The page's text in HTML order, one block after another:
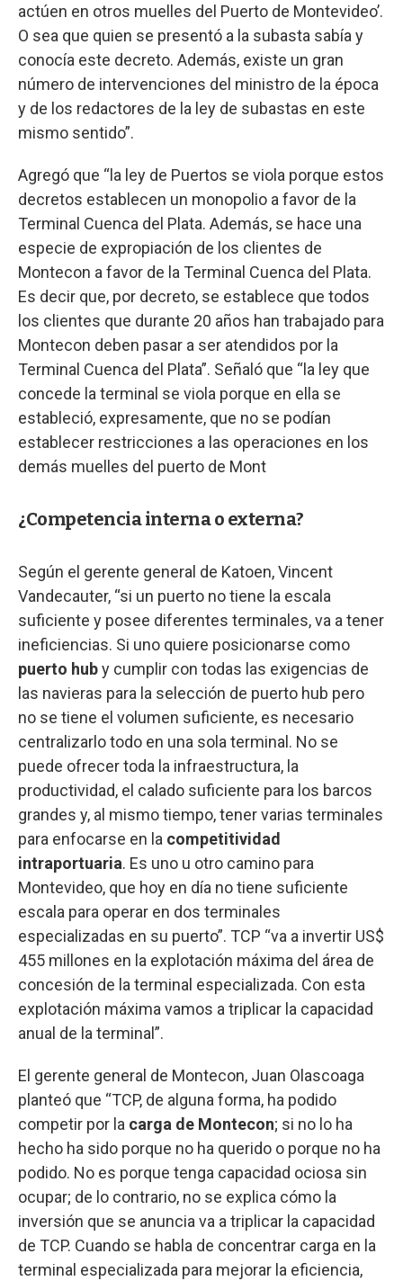
actúen en otros muelles del Puerto de Montevideo’.
O sea que quien se presentó a la subasta sabía y
conocía este decreto. Además, existe un gran
número de intervenciones del ministro de la época
y de los redactores de la ley de subastas en este
mismo sentido”.
Agregó que “la ley de Puertos se viola porque estos
decretos establecen un monopolio a favor de la
Terminal Cuenca del Plata. Además, se hace una
especie de expropiación de los clientes de
Montecon a favor de la Terminal Cuenca del Plata.
Es decir que, por decreto, se establece que todos
los clientes que durante 20 años han trabajado para
Montecon deben pasar a ser atendidos por la
Terminal Cuenca del Plata”. Señaló que “la ley que
concede la terminal se viola porque en ella se
estableció, expresamente, que no se podían
establecer restricciones a las operaciones en los
demás muelles del puerto de Mont
¿Competencia interna o externa?
Según el gerente general de Katoen, Vincent
Vandecauter, “si un puerto no tiene la escala
suficiente y posee diferentes terminales, va a tener
ineficiencias. Si uno quiere posicionarse como
puerto huby cumplir con todas las exigencias de
las navieras para la selección de puerto hub pero
no se tiene el volumen suficiente, es necesario
centralizarlo todo en una sola terminal. No se
puede ofrecer toda la infraestructura, la
productividad, el calado suficiente para los barcos
grandes y, al mismo tiempo, tener varias terminales
para enfocarse en la competitividad
intraportuaria. Es uno u otro camino para
Montevideo, que hoy en día no tiene suficiente
escala para operar en dos terminales
especializadas en su puerto”. TCP “va a invertir US$
455 millones en la explotación máxima del área de
concesión de la terminal especializada. Con esta
explotación máxima vamos a triplicar la capacidad
anual de la terminal”.
El gerente general de Montecon, Juan Olascoaga
planteó que “TCP, de alguna forma, ha podido
competir por la carga de Montecon; si no lo ha
hecho ha sido porque no ha querido o porque no ha
podido. No es porque tenga capacidad ociosa sin
ocupar; de lo contrario, no se explica cómo la
inversión que se anuncia va a triplicar la capacidad
de TCP. Cuando se habla de concentrar carga en la
terminal especializada para mejorar la eficiencia,